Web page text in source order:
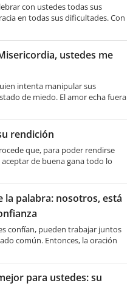
con ustedes todas sus
en todas sus dificultades. Con
ustedes me
intenta manipular sus
de miedo. El amor echa fuera
rendición
que, para poder rendirse
de buena gana todo lo
la palabra: nosotros, está
confían, pueden trabajar juntos
común. Entonces, la oración
para ustedes: su